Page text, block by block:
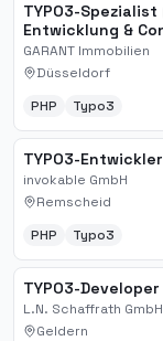
TYPO3-
Entwicklung &
GARANT Immobilien
Düsseldorf
PHP Typo3
TYPO3-
invokable GmbH
Remscheid
PHP
Typo3
TYPO3-Developer
L.N. Schaffrath
Geldern